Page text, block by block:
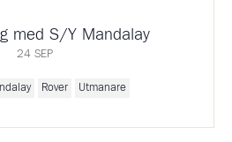
med S/Y Mandalay
24 SEP
Rover Utmanare